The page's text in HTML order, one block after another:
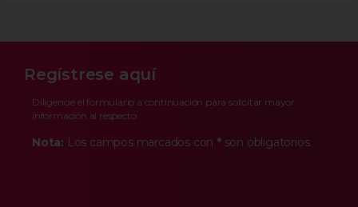
Regístrese aquí
Diligencie el formulario a continuación para solicitar mayor
información al respecto
Nota: Los campos marcados con *son obligatorios.